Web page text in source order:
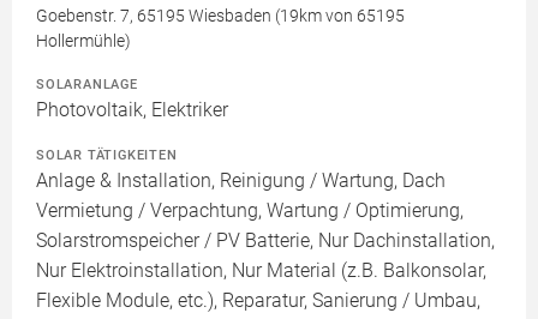
Goebenstr. 7, 65195 Wiesbaden (19km von 65195
Hollermühle)
SOLARANLAGE
Photovoltaik, Elektriker
SOLAR TÄTIGKEITEN
Anlage & Installation, Reinigung / Wartung, Dach
Vermietung / Verpachtung, Wartung / Optimierung,
Solarstromspeicher / PV Batterie, Nur Dachinstallation,
Nur Elektroinstallation, Nur Material (z.B. Balkonsolar,
Flexible Module, etc.), Reparatur, Sanierung / Umbau,